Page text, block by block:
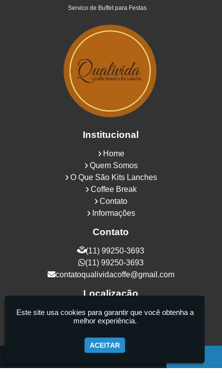
Servico de Buffet para Festas
Institucional
Home
Quem Somos
O Que São Kits Lanches
Coffee Break
Contato
Informações
Contato
(11) 99250-3693
(11) 99250-3693
contatoqualividacoffe@gmail.com
Localização
Rua Samurais, 27 - Vila Maria Alta - São
Paulo / SP - CEP: 02130-080
Este site usa cookies para garantir que você obtenha a
melhor experiência.
ACEITAR